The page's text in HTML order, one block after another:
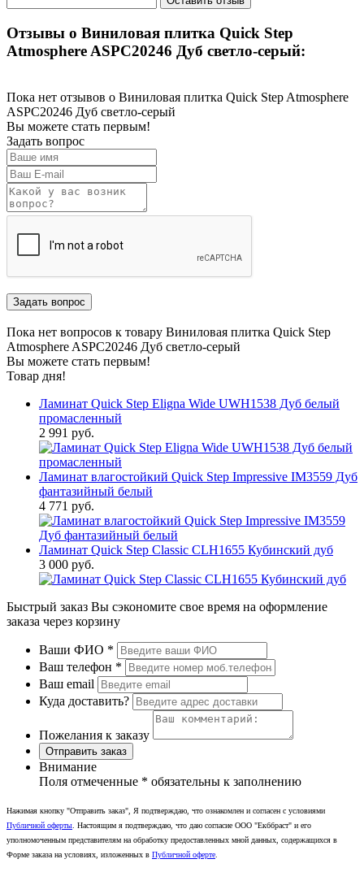
Отзывы о Виниловая плитка Quick Step
Atmosphere ASPC20246 Дуб светло-серый:
Пока нет отзывов о Виниловая плитка Quick Step Atmosphere
ASPC20246 Дуб светло-серый
Вы можете стать первым!
Задать вопрос
Пока нет вопросов к товару Виниловая плитка Quick Step
Atmosphere ASPC20246 Дуб светло-серый
Вы можете стать первым!
Товар дня!
Ламинат Quick Step Eligna Wide UWH1538 Дуб белый
промасленный
2 991 руб.
Ламинат влагостойкий Quick Step Impressive IM3559 Дуб
фантазийный белый
4 771 руб.
Ламинат Quick Step Classic CLH1655 Кубинский дуб
3 000 руб.
Быстрый заказ Вы сэкономите свое время на оформление
заказа через корзину
Ваши ФИО *
Ваш телефон *
Ваш email
Куда доставить?
Пожелания к заказу
Отправить заказ
Внимание
Поля отмеченные * обязательны к заполнению
Нажимая кнопку "Отправить заказ", Я подтверждаю, что ознакомлен и согласен с условиями
Публичной оферты . Настоящим я подтверждаю, что даю согласие ООО "Екббраст" и его
уполномоченным представителям на обработку предоставленных мной данных, содержащихся в
Форме заказа на условиях, изложенных в Публичной оферте